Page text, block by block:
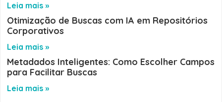
Leia mais »
Otimização de Buscas com IA em Repositórios
Corporativos
Leia mais »
Metadados Inteligentes: Como Escolher Campos
para Facilitar Buscas
Leia mais »